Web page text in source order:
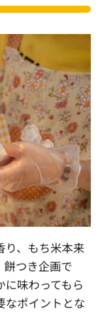
り、もち米本来
つき企画で
味わってもら
なポイントとな